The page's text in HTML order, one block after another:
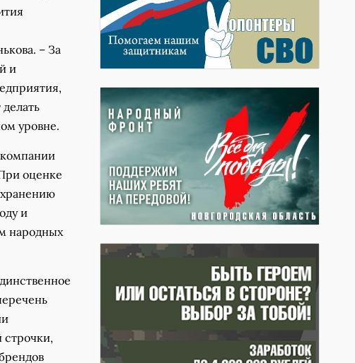
– За
и
уровне.
компании
оценке
и
народных
строчки,